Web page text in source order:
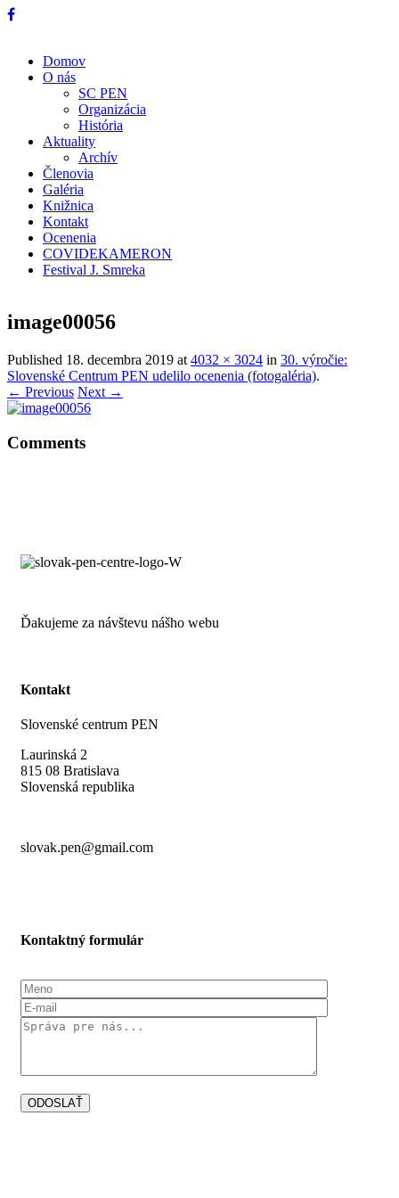
Domov
O nás
SC PEN
Organizácia
História
Aktuality
Archív
Členovia
Galéria
Knižnica
Kontakt
Ocenenia
COVIDEKAMERON
Festival J. Smreka
image00056
Published 18. decembra 2019 at 4032 × 3024 in 30. výročie:
Slovenské Centrum PEN udelilo ocenenia (fotogaléria).
← Previous Next →
Comments
Ďakujeme za návštevu nášho webu
Kontakt
Slovenské centrum PEN
Laurinská 2
815 08 Bratislava
Slovenská republika
slovak.pen@gmail.com
Kontaktný formulár